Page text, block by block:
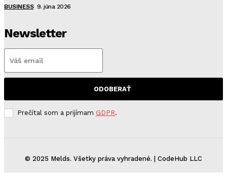
BUSINESS 9. júna 2026
Newsletter
ODOBERAŤ
Prečítal som a prijímam GDPR.
© 2025 Melds. Všetky práva vyhradené. | CodeHub LLC